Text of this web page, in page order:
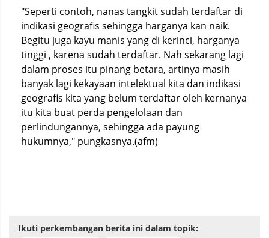
"Seperti contoh, nanas tangkit sudah terdaftar di
indikasi geografis sehingga harganya kan naik.
Begitu juga kayu manis yang di kerinci, harganya
tinggi , karena sudah terdaftar. Nah sekarang lagi
dalam proses itu pinang betara, artinya masih
banyak lagi kekayaan intelektual kita dan indikasi
geografis kita yang belum terdaftar oleh kernanya
itu kita buat perda pengelolaan dan
perlindungannya, sehingga ada payung
hukumnya," pungkasnya.(afm)
Ikuti perkembangan berita ini dalam topik: